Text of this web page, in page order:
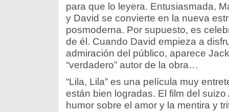
para que lo leyera. Entusiasmada,
y David se convierte en la nueva
posmoderna. Por supuesto, es
de él. Cuando David empieza a
admiración del público, aparece
“verdadero” autor de la obra…
“Lila, Lila” es una película muy
están bien logradas. El film del
humor sobre el amor y la mentira y